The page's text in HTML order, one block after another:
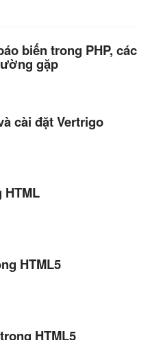
biến trong PHP, các
gặp
cài đặt Vertrigo
HTML
HTML5
HTML5